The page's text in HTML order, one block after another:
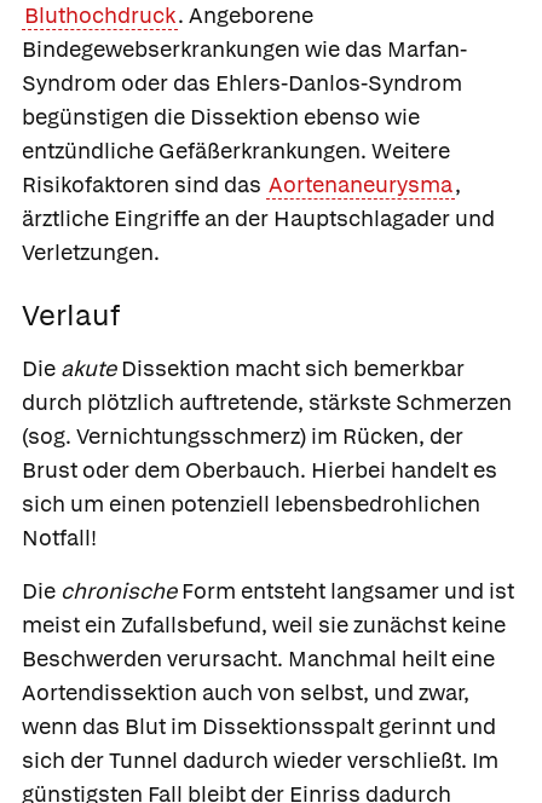
Bluthochdruck. Angeborene
Bindegewebserkrankungen wie das Marfan-
Syndrom oder das Ehlers-Danlos-Syndrom
begünstigen die Dissektion ebenso wie
entzündliche Gefäßerkrankungen. Weitere
Risikofaktoren sind das Aortenaneurysma,
ärztliche Eingriffe an der Hauptschlagader und
Verletzungen.
Verlauf
Die akuteDissektion macht sich bemerkbar
durch plötzlich auftretende, stärkste Schmerzen
(sog. Vernichtungsschmerz) im Rücken, der
Brust oder dem Oberbauch. Hierbei handelt es
sich um einen potenziell lebensbedrohlichen
Notfall!
Die chronischeForm entsteht langsamer und ist
meist ein Zufallsbefund, weil sie zunächst keine
Beschwerden verursacht. Manchmal heilt eine
Aortendissektion auch von selbst, und zwar,
wenn das Blut im Dissektionsspalt gerinnt und
sich der Tunnel dadurch wieder verschließt. Im
günstigsten Fall bleibt der Einriss dadurch